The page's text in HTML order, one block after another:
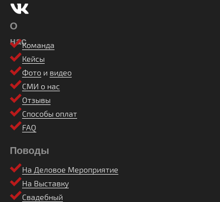
О
насКоманда
Кейсы
Фото и видео
СМИ о нас
Отзывы
Способы оплат
FAQ
Поводы
На Деловое Мероприятие
На Выставку
Свадебный